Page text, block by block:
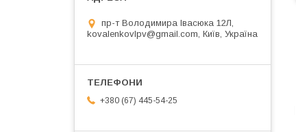
пр-т Володимира Івасюка 12Л,
kovalenkovlpv@gmail.com, Київ, Україна
+380 (67) 445-54-25